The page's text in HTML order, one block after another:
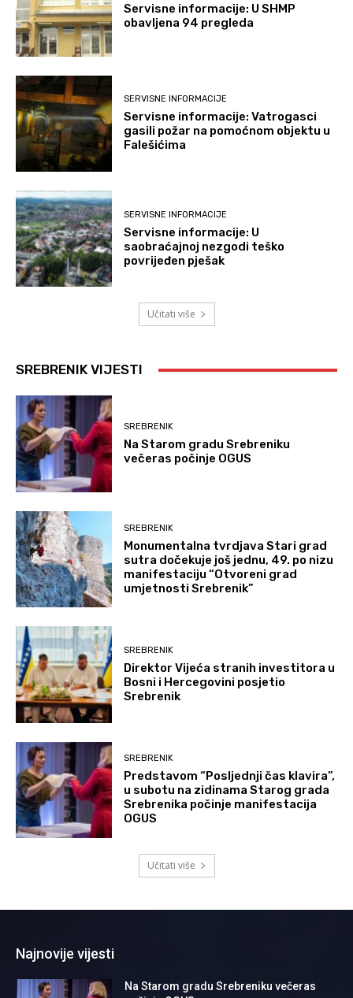
Servisne informacije: U SHMP
obavljena 94 pregleda
SERVISNE INFORMACIJE
Servisne informacije: Vatrogasci
gasili požar na pomoćnom objektu u
Falešićima
SERVISNE INFORMACIJE
Servisne informacije: U
saobraćajnoj nezgodi teško
povrijeđen pješak
Učitati više
SREBRENIK VIJESTI
SREBRENIK
Na Starom gradu Srebreniku
večeras počinje OGUS
SREBRENIK
Monumentalna tvrdjava Stari grad
sutra dočekuje još jednu, 49. po nizu
manifestaciju “Otvoreni grad
umjetnosti Srebrenik”
SREBRENIK
Direktor Vijeća stranih investitora u
Bosni i Hercegovini posjetio
Srebrenik
SREBRENIK
Predstavom “Posljednji čas klavira”,
u subotu na zidinama Starog grada
Srebrenika počinje manifestacija
OGUS
Učitati više
Najnovije vijesti
Na Starom gradu Srebreniku večeras